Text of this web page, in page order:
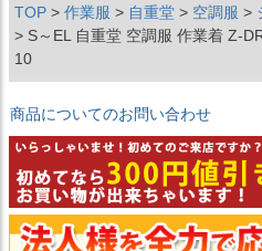
TOP 作業服 自重堂 空調服
S～EL 自重堂 空調服 作業着 Z-
10
商品についてのお問い合わせ